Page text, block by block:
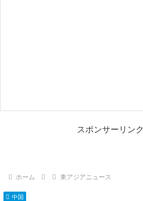
スポンサーリンク
ホーム 東アジアニュース
中国